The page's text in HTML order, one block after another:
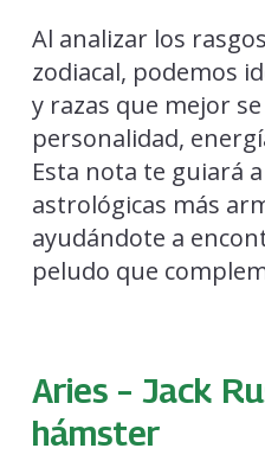
Al analizar los
zodiacal, podemos
y razas que mejor
personalidad,
Esta nota te guiará
astrológicas más
ayudándote a
peludo que
Aries – Jack
hámster